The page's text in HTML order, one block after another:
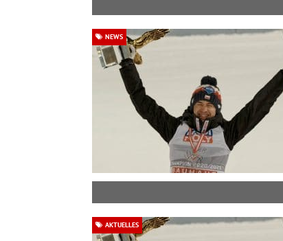
NEWS
AKTUELLES